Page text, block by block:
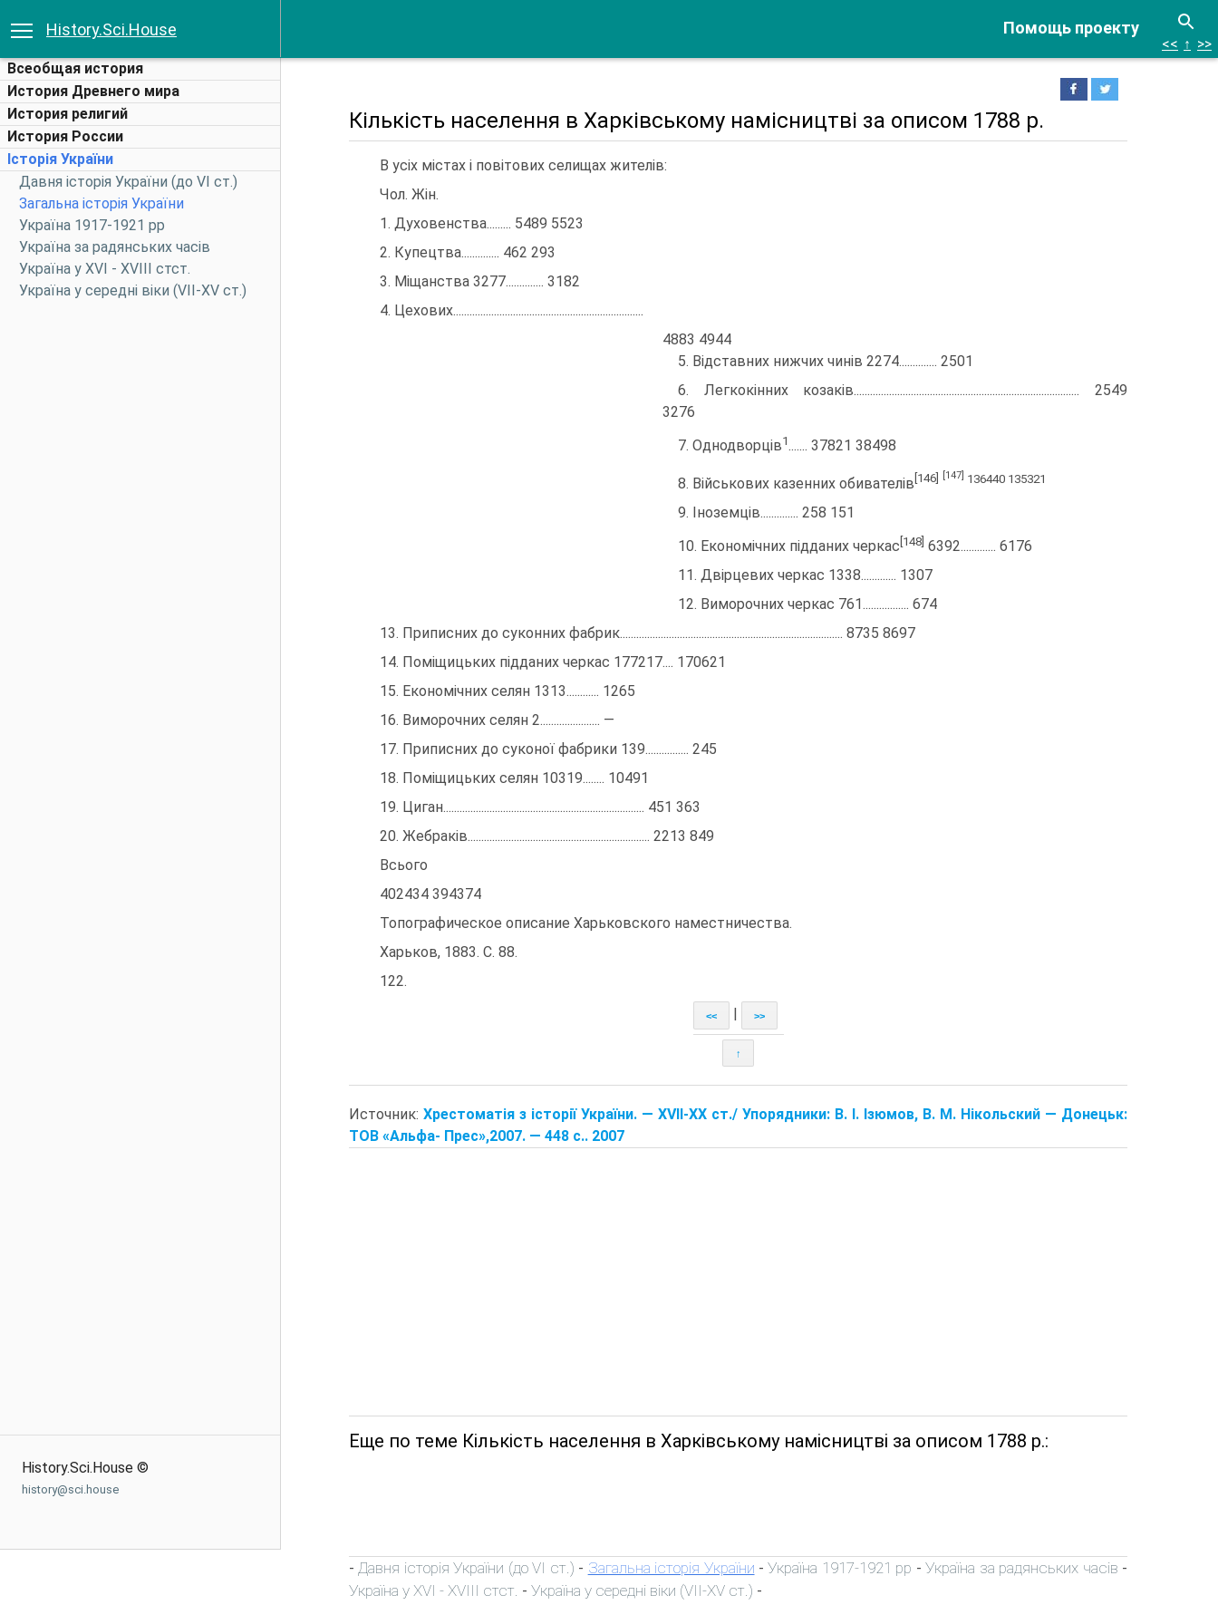
Помощь проекту
History.Sci.House
Всеобщая история
История Древнего мира
История религий
История России
Історія України
Давня історія України (до VI ст.)
Загальна історія України
Україна 1917-1921 рр
Україна за радянських часів
Україна у XVI - XVIII стст.
Україна у середні віки (VII-XV ст.)
History.Sci.House ©
history@sci.house
<< ↑ >>
Кількість населення в Харківському намісництві за описом 1788 р.
В усіх містах і повітових селищах жителів:
Чол. Жін.
1. Духовенства......... 5489 5523
2. Купецтва.............. 462 293
3. Міщанства 3277.............. 3182
4. Цехових......................................................................
4883 4944
5. Відставних нижчих чинів 2274.............. 2501
6. Легкокінних козаків................................................................................... 2549
3276
7. Однодворців1....... 37821 38498
8. Військових казенних обивателів [146] [147] 136440 135321
9. Іноземців.............. 258 151
10. Економічних підданих черкас [148] 6392............. 6176
11. Двірцевих черкас 1338............. 1307
12. Виморочних черкас 761................. 674
13. Приписних до суконних фабрик.................................................................................. 8735 8697
14. Поміщицьких підданих черкас 177217.... 170621
15. Економічних селян 1313............ 1265
16. Виморочних селян 2...................... —
17. Приписних до суконої фабрики 139................ 245
18. Поміщицьких селян 10319........ 10491
19. Циган.......................................................................... 451 363
20. Жебраків................................................................... 2213 849
Всього
402434 394374
Топографическое описание Харьковского наместничества.
Харьков, 1883. С. 88.
122.
<< >>
↑
Источник: Хрестоматія з історії України. — XVII-XX ст./ Упорядники: В. І. Ізюмов, В. М. Нікольский — Донецьк:
TOB «Альфа- Прес»,2007. — 448 с.. 2007
Еще по теме Кількість населення в Харківському намісництві за описом 1788 р.:
-Давня історія України (до VI ст.) - Загальна історія України -Україна 1917-1921 рр -Україна за радянських часів -
Україна у XVI - XVIII стст. - Україна у середні віки (VII-XV ст.) -